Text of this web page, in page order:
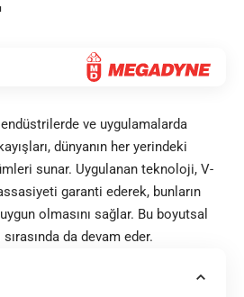
ve uygulamalarda
dünyanın her yerindeki
sunar. Uygulanan teknoloji, V-
garanti ederek, bunların
olmasını sağlar. Bu boyutsal
da devam eder.